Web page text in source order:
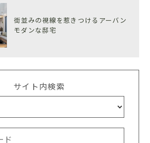
街並みの視線を惹きつけるアーバン
モダンな邸宅
サイト内検索